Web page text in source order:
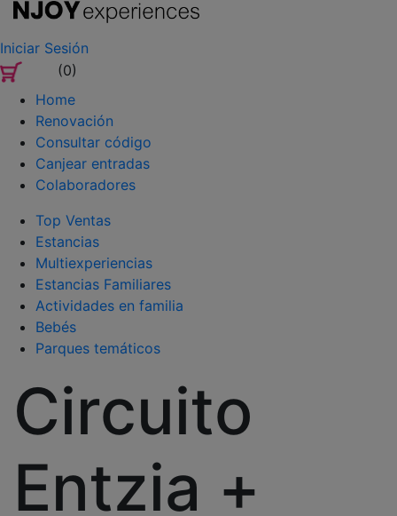
Iniciar Sesión
(0)
Home
Renovación
Consultar código
Canjear entradas
Colaboradores
Top Ventas
Estancias
Multiexperiencias
Estancias Familiares
Actividades en familia
Bebés
Parques temáticos
Circuito
Entzia +